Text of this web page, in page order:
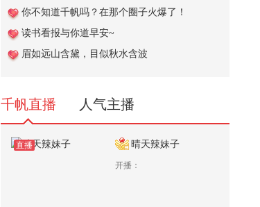
螺...
157
英国刚抢劫中企资产，德法轻飘飘
的3个字，就要中国转让关键技术
你不知道千帆吗？在那个圈子火爆了！
读书看报与你道早安~
眉如远山含黛，目似秋水含波
千帆直播 人气主播
直播 晴天辣妹子
开播：